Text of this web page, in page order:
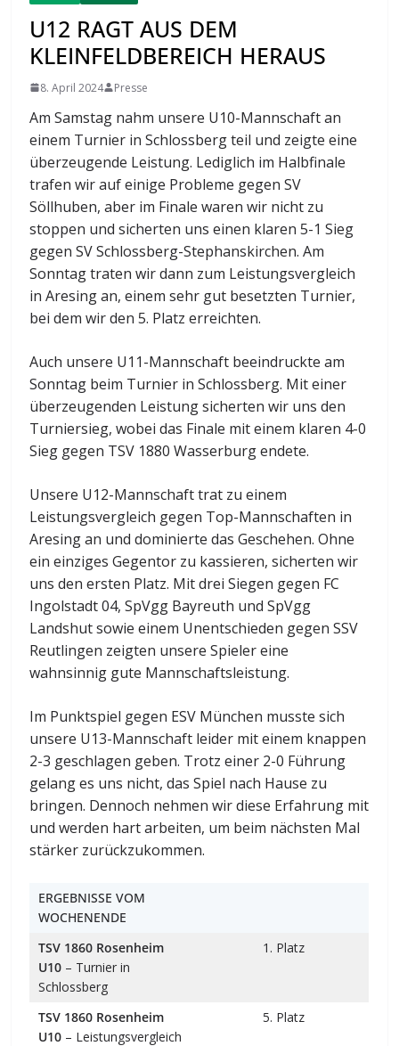
U12 RAGT AUS DEM
KLEINFELDBEREICH HERAUS
8. April 2024 Presse
Am Samstag nahm unsere U10-Mannschaft an
einem Turnier in Schlossberg teil und zeigte eine
überzeugende Leistung. Lediglich im Halbfinale
trafen wir auf einige Probleme gegen SV
Söllhuben, aber im Finale waren wir nicht zu
stoppen und sicherten uns einen klaren 5-1 Sieg
gegen SV Schlossberg-Stephanskirchen. Am
Sonntag traten wir dann zum Leistungsvergleich
in Aresing an, einem sehr gut besetzten Turnier,
bei dem wir den 5. Platz erreichten.
Auch unsere U11-Mannschaft beeindruckte am
Sonntag beim Turnier in Schlossberg. Mit einer
überzeugenden Leistung sicherten wir uns den
Turniersieg, wobei das Finale mit einem klaren 4-0
Sieg gegen TSV 1880 Wasserburg endete.
Unsere U12-Mannschaft trat zu einem
Leistungsvergleich gegen Top-Mannschaften in
Aresing an und dominierte das Geschehen. Ohne
ein einziges Gegentor zu kassieren, sicherten wir
uns den ersten Platz. Mit drei Siegen gegen FC
Ingolstadt 04, SpVgg Bayreuth und SpVgg
Landshut sowie einem Unentschieden gegen SSV
Reutlingen zeigten unsere Spieler eine
wahnsinnig gute Mannschaftsleistung.
Im Punktspiel gegen ESV München musste sich
unsere U13-Mannschaft leider mit einem knappen
2-3 geschlagen geben. Trotz einer 2-0 Führung
gelang es uns nicht, das Spiel nach Hause zu
bringen. Dennoch nehmen wir diese Erfahrung mit
und werden hart arbeiten, um beim nächsten Mal
stärker zurückzukommen.
ERGEBNISSE VOM
WOCHENENDE
TSV 1860 Rosenheim
U10 – Turnier in
Schlossberg
1. Platz
TSV 1860 Rosenheim
U10 – Leistungsvergleich
5. Platz